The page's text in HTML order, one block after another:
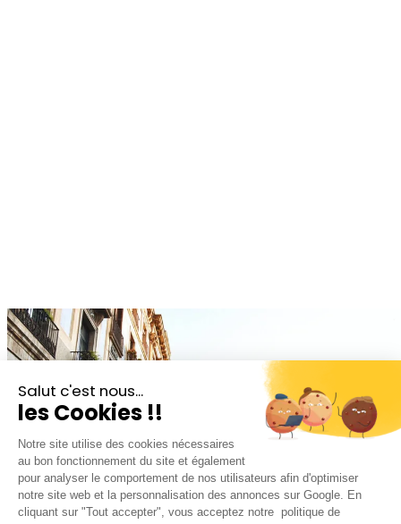
Salut c'est nous...
les Cookies !!
Notre site utilise des cookies nécessaires
au bon fonctionnement du site et également
pour analyser le comportement de nos utilisateurs afin d'optimiser
notre site web et la personnalisation des annonces sur Google. En
cliquant sur "Tout accepter", vous acceptez notre politique de